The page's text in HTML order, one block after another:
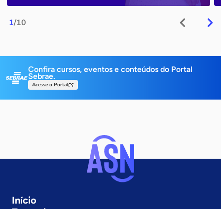
1/10
Confira cursos, eventos e conteúdos do Portal
Sebrae.
Acesse o Portal
Início